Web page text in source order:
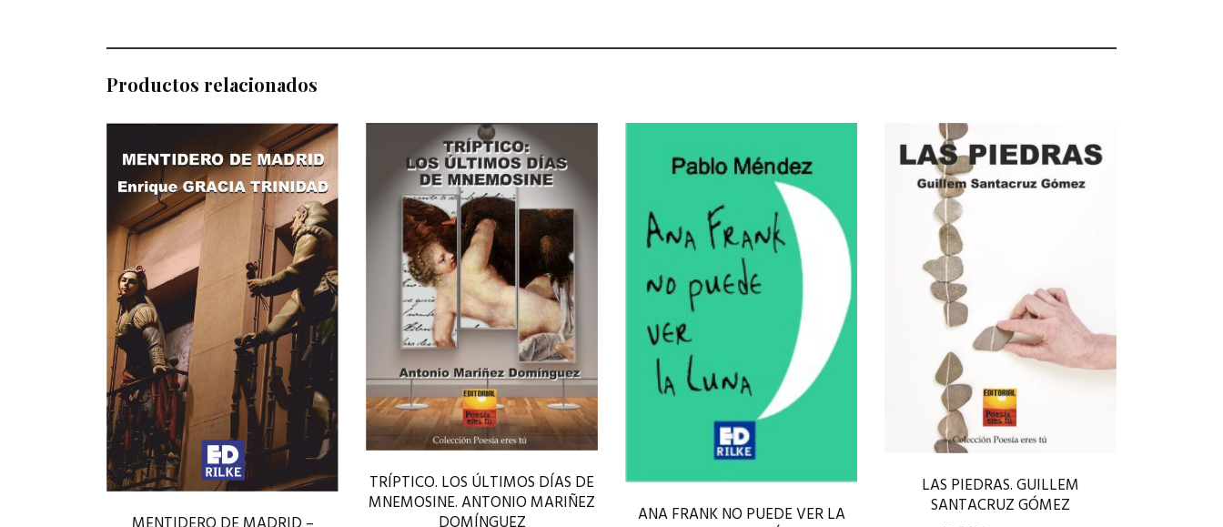
Productos relacionados
TRÍPTICO. LOS ÚLTIMOS DÍAS DE
MNEMOSINE. ANTONIO MARIÑEZ
ANA FRANK NO PUEDE VER LA
LAS PIEDRAS. GUILLEM
SANTACRUZ GÓMEZ